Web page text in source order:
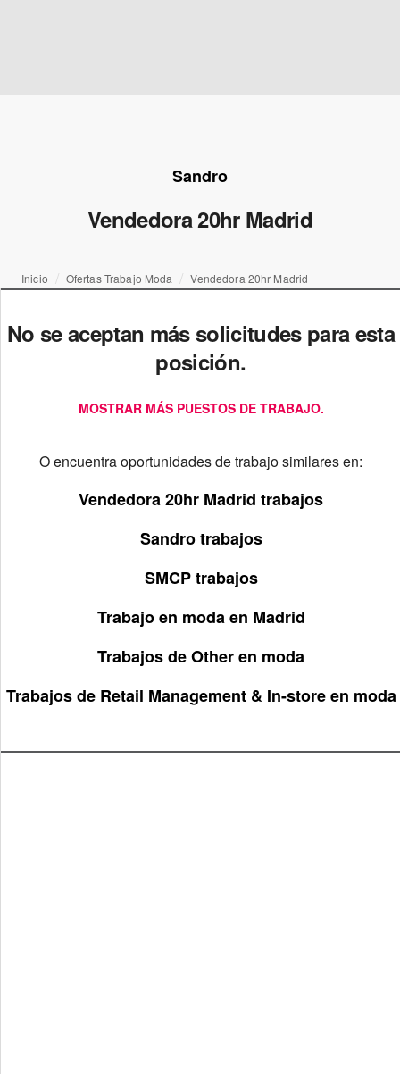
Sandro
Vendedora 20hr Madrid
Inicio Ofertas Trabajo Moda Vendedora 20hr Madrid
No se aceptan más solicitudes para esta
posición.
MOSTRAR MÁS PUESTOS DE TRABAJO.
O encuentra oportunidades de trabajo similares en:
Vendedora 20hr Madrid trabajos
Sandro trabajos
SMCP trabajos
Trabajo en moda en Madrid
Trabajos de Other en moda
Trabajos de Retail Management & In-store en moda